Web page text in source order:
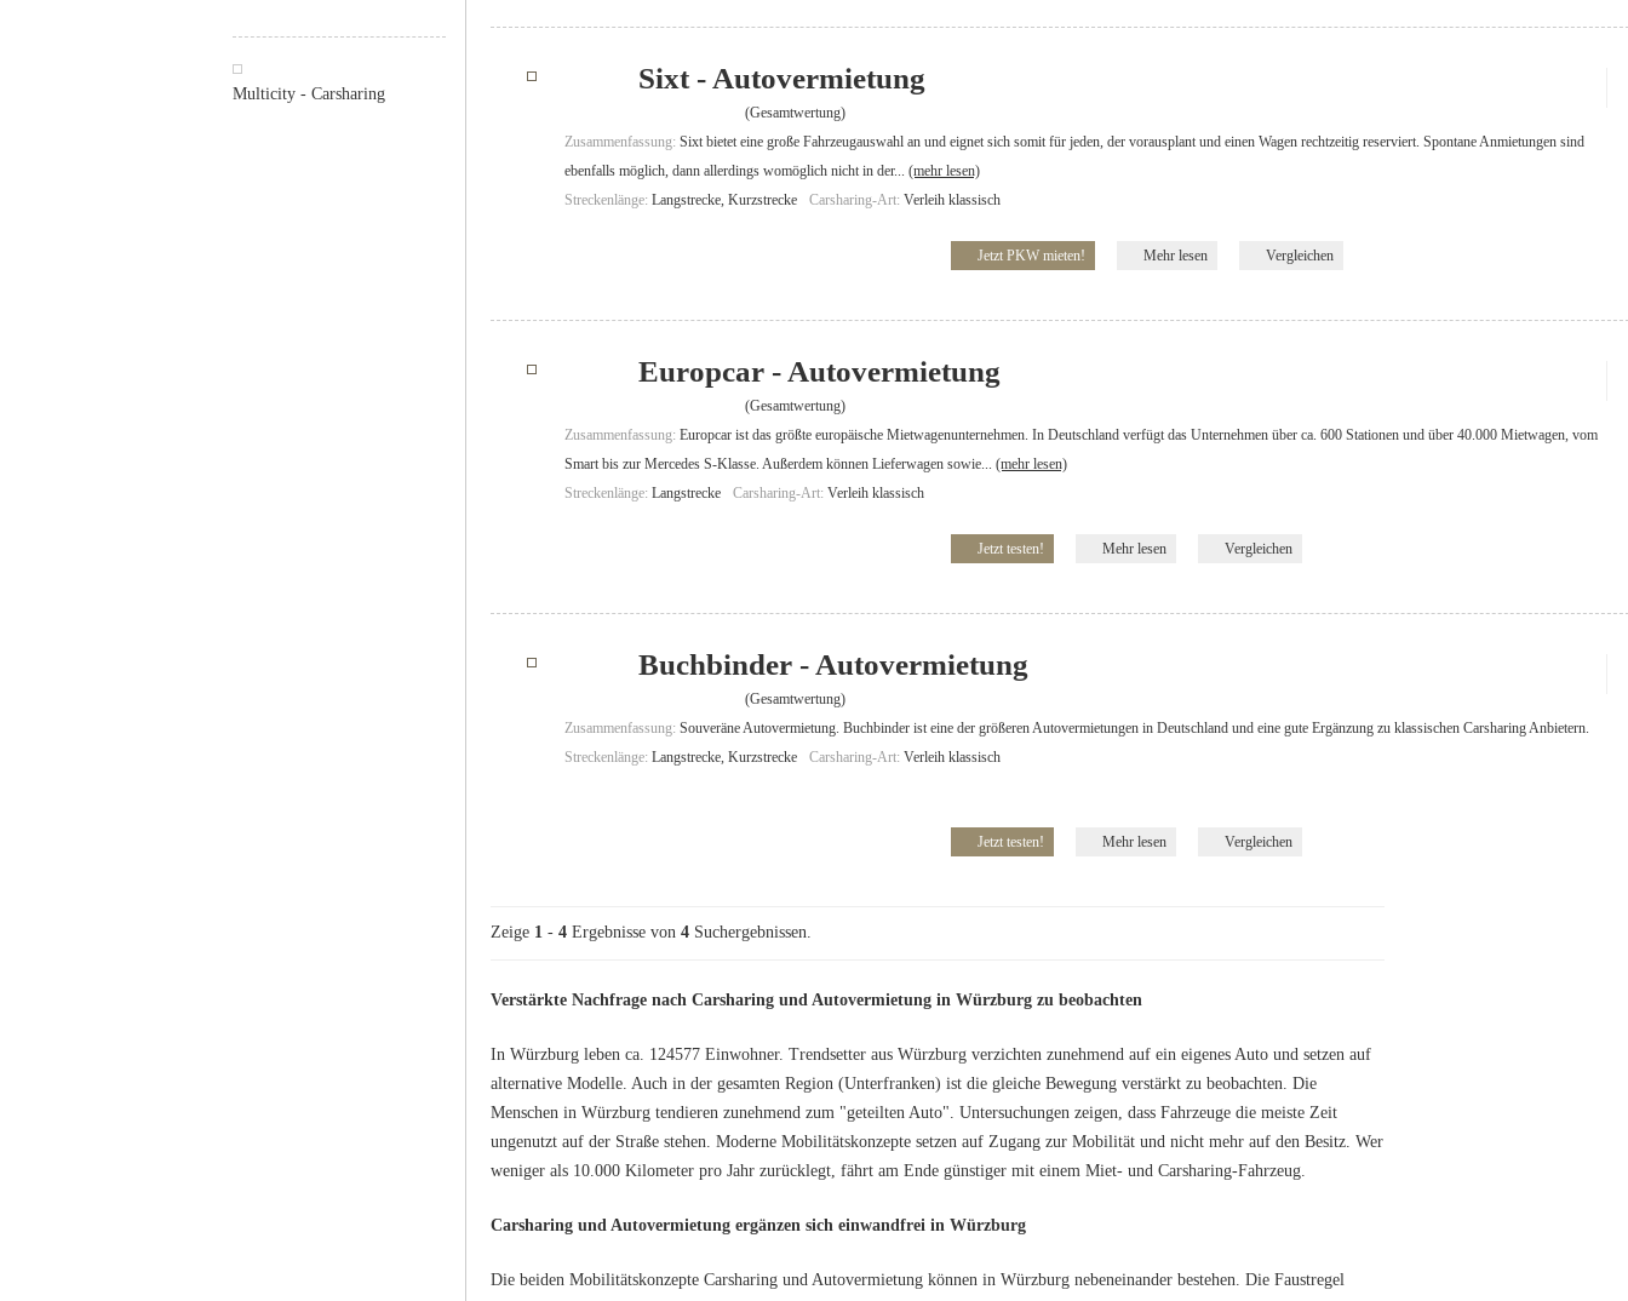
Sixt - Autovermietung
(Gesamtwertung)
Zusammenfassung: Sixt bietet eine große Fahrzeugauswahl an und eignet sich somit für jeden, der vorausplant und einen Wagen rechtzeitig reserviert. Spontane Anmietungen sind
ebenfalls möglich, dann allerdings womöglich nicht in der... (mehr lesen)
Streckenlänge: Langstrecke, Kurzstrecke Carsharing-Art: Verleih klassisch
Jetzt PKW mieten! Mehr lesen Vergleichen
Europcar - Autovermietung
(Gesamtwertung)
Zusammenfassung: Europcar ist das größte europäische Mietwagenunternehmen. In Deutschland verfügt das Unternehmen über ca. 600 Stationen und über 40.000 Mietwagen, vom
Smart bis zur Mercedes S-Klasse. Außerdem können Lieferwagen sowie... (mehr lesen)
Streckenlänge: Langstrecke Carsharing-Art: Verleih klassisch
Jetzt testen! Mehr lesen Vergleichen
Buchbinder - Autovermietung
(Gesamtwertung)
Zusammenfassung: Souveräne Autovermietung. Buchbinder ist eine der größeren Autovermietungen in Deutschland und eine gute Ergänzung zu klassischen Carsharing Anbietern.
Streckenlänge: Langstrecke, Kurzstrecke Carsharing-Art: Verleih klassisch
Jetzt testen! Mehr lesen Vergleichen
Zeige 1 - 4 Ergebnisse von 4 Suchergebnissen.
Verstärkte Nachfrage nach Carsharing und Autovermietung in Würzburg zu beobachten
In Würzburg leben ca. 124577 Einwohner. Trendsetter aus Würzburg verzichten zunehmend auf ein eigenes Auto und setzen auf
alternative Modelle. Auch in der gesamten Region (Unterfranken) ist die gleiche Bewegung verstärkt zu beobachten. Die
Menschen in Würzburg tendieren zunehmend zum "geteilten Auto". Untersuchungen zeigen, dass Fahrzeuge die meiste Zeit
ungenutzt auf der Straße stehen. Moderne Mobilitätskonzepte setzen auf Zugang zur Mobilität und nicht mehr auf den Besitz. Wer
weniger als 10.000 Kilometer pro Jahr zurücklegt, fährt am Ende günstiger mit einem Miet- und Carsharing-Fahrzeug.
Carsharing und Autovermietung ergänzen sich einwandfrei in Würzburg
Die beiden Mobilitätskonzepte Carsharing und Autovermietung können in Würzburg nebeneinander bestehen. Die Faustregel
Multicity - Carsharing